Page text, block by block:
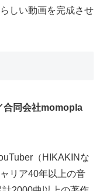
しい動画を完成させ
合同会社momopla
（HIKAKINな
リア40年以上の音